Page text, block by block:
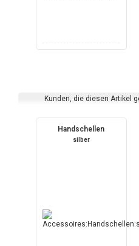
Kunden, die diesen Artikel
Handschellen
silber